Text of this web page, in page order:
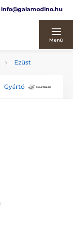
info@galamodino.hu
Menü
Ezüst
Gyártó